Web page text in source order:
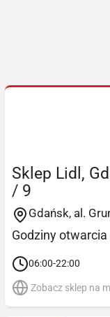
Sklep Lidl,
/ 9
Gdańsk, al.
Godziny otwarcia
06:00-22:00
Zobacz sklep na